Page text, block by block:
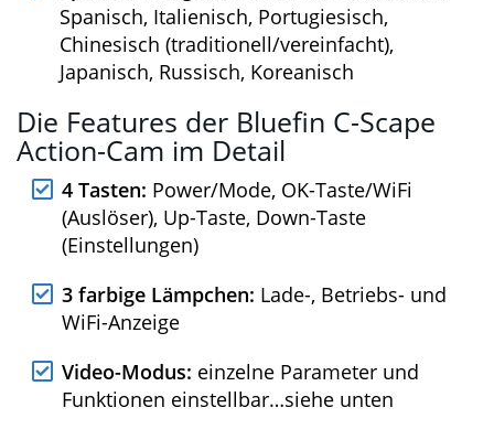
Sprachen: Englisch, Deutsch, Französisch,
Spanisch, Italienisch, Portugiesisch,
Chinesisch (traditionell/vereinfacht),
Die Features der Bluefin C-Scape
Action-Cam im Detail
4 Tasten:Power/Mode, OK-Taste/WiFi
(Auslöser), Up-Taste, Down-Taste
3 farbige Lämpchen:
Video-Modus:einzelne Parameter und